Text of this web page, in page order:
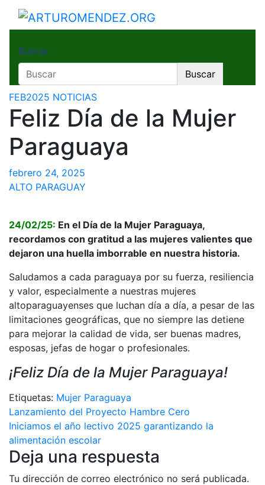
Saltar
ARTUROMENDEZ.ORG
Buscar
Buscar
FEB2025 NOTICIAS
Feliz Día de la Mujer
Paraguaya
febrero 24, 2025
ALTO PARAGUAY
24/02/25: En el Día de la Mujer Paraguaya,
recordamos con gratitud a las mujeres valientes que
dejaron una huella imborrable en nuestra historia.
Saludamos a cada paraguaya por su fuerza, resiliencia
y valor, especialmente a nuestras mujeres
altoparaguayenses que luchan día a día, a pesar de las
limitaciones geográficas, que no siempre las detiene
para mejorar la calidad de vida, ser buenas madres,
esposas, jefas de hogar o profesionales.
¡Feliz Día de la Mujer Paraguaya!
Etiquetas: Mujer Paraguaya
Navegación
de
entradas
Lanzamiento del Proyecto Hambre Cero
Iniciamos el año lectivo 2025 garantizando la
alimentación escolar
Deja una respuesta
Tu dirección de correo electrónico no será publicada.